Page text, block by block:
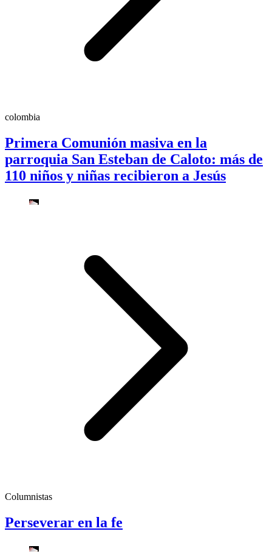
colombia
Primera Comunión masiva en la
parroquia San Esteban de Caloto: más de
110 niños y niñas recibieron a Jesús
Columnistas
Perseverar en la fe